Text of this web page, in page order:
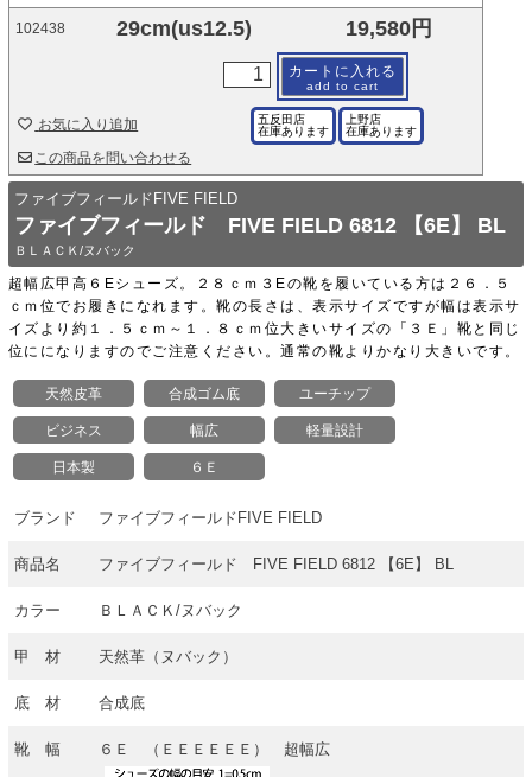
超幅広甲高６Eシューズ。２８ｃｍ３Eの靴を履いている方は２６．５
ｃｍ位でお履きになれます。靴の長さは、表示サイズですが幅は表示サ
イズより約１．５ｃｍ～１．８ｃｍ位大きいサイズの「３Ｅ」靴と同じ
位にになりますのでご注意ください。通常の靴よりかなり大きいです。
天然皮革 合成ゴム底 ユーチップ
ビジネス 幅広 軽量設計
日本製 ６Ｅ
ブランド ファイブフィールドFIVE FIELD
商品名 ファイブフィールド FIVE FIELD 6812 【6E】 BL
カラー ＢＬＡＣＫ/ヌバック
甲 材 天然革（ヌバック）
底 材 合成底
靴 幅 ６Ｅ （ＥＥＥＥＥＥ） 超幅広
ファイブフィールドFIVE FIELD
ファイブフィールド FIVE FIELD 6812 【6E】 BL
ＢＬＡＣＫ/ヌバック
102438 29cm(us12.5) 19,580円
カートに入れる
add to cart
五反田店
在庫あります
上野店
在庫あります
お気に入り追加
この商品を問い合わせる